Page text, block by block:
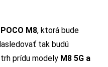
POCO M8, ktorá bude
tak budú
prídu modely M8 5G a